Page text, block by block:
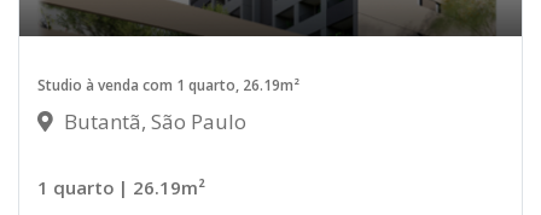
Studio à venda com 1 quarto, 26.19m²
Butantã, São Paulo
1 quarto | 26.19m²